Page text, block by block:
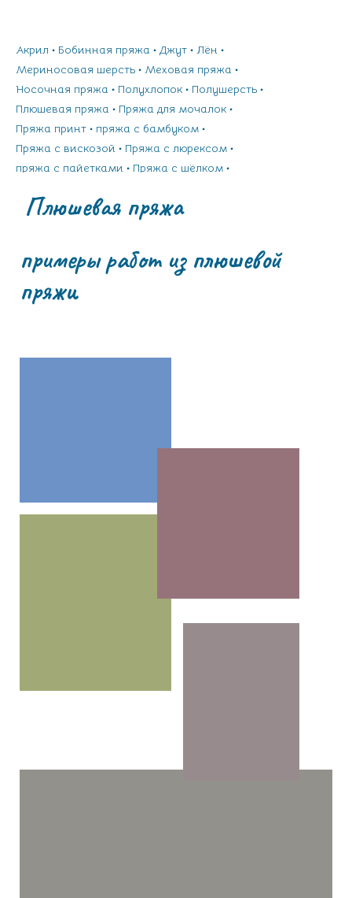
Акрил Бобинная пряжа Джут
Лён
Мериносовая шерсть
Меховая пряжа
Носочная пряжа
Полухлопок
Полушерсть
Плюшевая пряжа
Пряжа для мочалок
Пряжа принт
пряжа с бамбуком
Пряжа с вискозой
Пряжа с люрексом
пряжа с пайетками
Пряжа с шёлком
Трикотажная пряжа
Шнуры
Плюшевая пряжа
примеры работ из плюшевой
пряжи